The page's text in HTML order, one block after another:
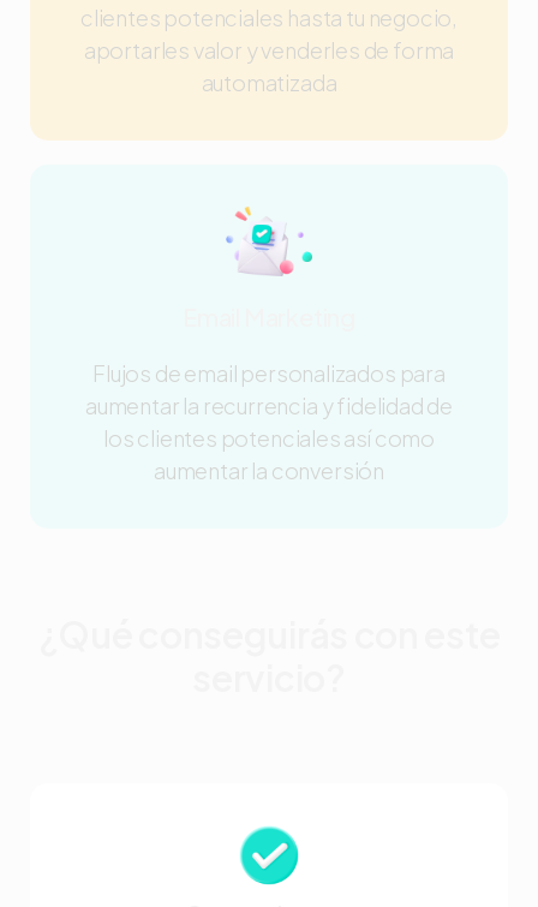
clientes potenciales hasta tu negocio,
aportarles valor y venderles de forma
automatizada
Flujos de email personalizados para
aumentar la recurrencia y fidelidad de
los clientes potenciales así como
aumentar la conversión